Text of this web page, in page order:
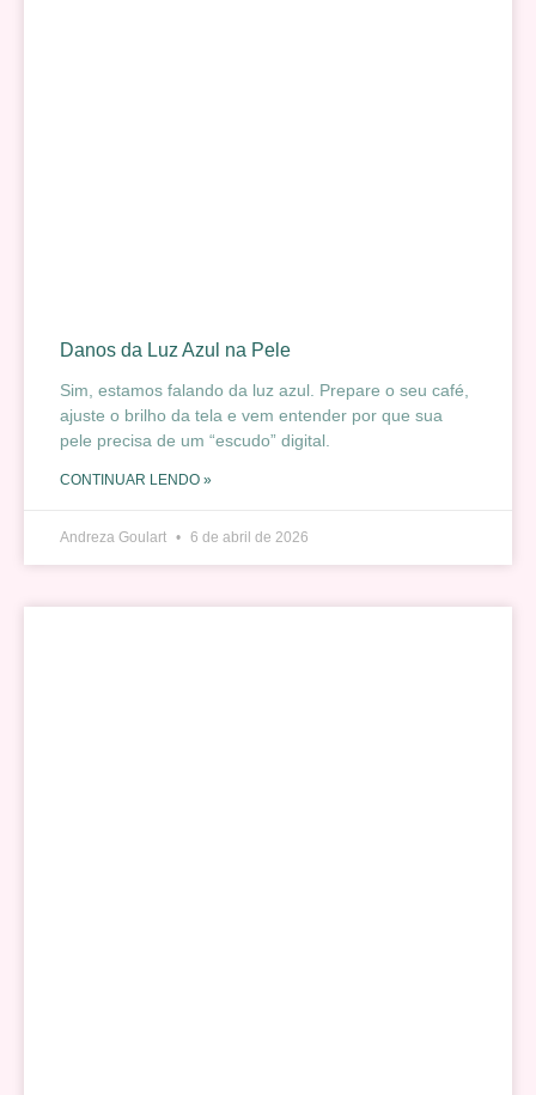
Danos da Luz Azul na Pele
Sim, estamos falando da luz azul. Prepare o seu café,
ajuste o brilho da tela e vem entender por que sua
pele precisa de um “escudo” digital.
CONTINUAR LENDO »
Andreza Goulart 6 de abril de 2026